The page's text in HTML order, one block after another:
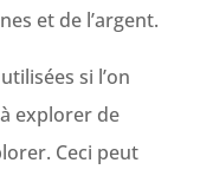
et de l’argent.
si l’on
explorer de
Ceci peut